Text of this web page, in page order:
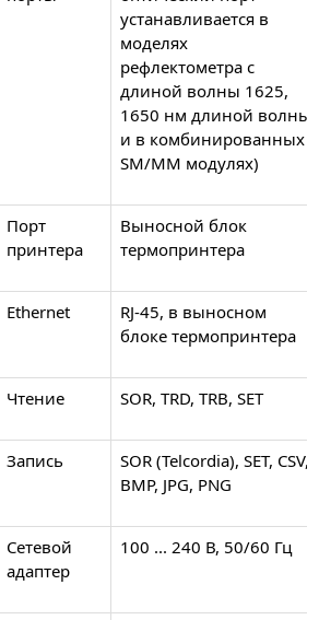
устанавливается в
моделях
рефлектометра с
длиной волны 1625,
1650 нм длиной волны
и в комбинированных
SM/MM модулях)
Порт
принтера
Выносной блок
термопринтера
Ethernet
RJ-45, в выносном
блоке термопринтера
Чтение SOR, TRD, TRB, SET
Запись
SOR (Telcordia), SET, CSV,
BMP, JPG, PNG
Сетевой
адаптер
100 ... 240 В, 50/60 Гц